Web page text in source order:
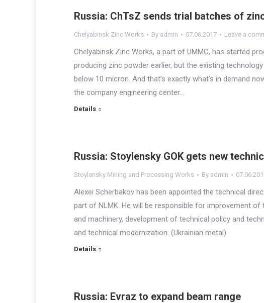
Russia: ChTsZ sends trial batches of
Chelyabinsk Zinc Works By admin 07.06.2017 Leave a
Chelyabinsk Zinc Works, a part of UMMC, has started
producing zinc powder earlier, but the existing
below 10 micron. And that’s exactly what’s in demand
the company engineering center…
Details
Russia: Stoylensky GOK gets new
Stoylensky Mining and Processing Works By admin
Alexei Scherbakov has been appointed the technical
part of NLMK. He will be responsible for improvement
and machinery, development of technical policy and
and technical modernization. (Ukrainian metal)
Details
Russia: Evraz to expand beam range